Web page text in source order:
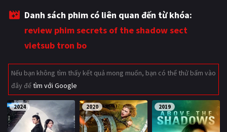
Viễn tưởng Khoa học - Tài liệu
Hoạt hình
Tình cảm - Lãng mạn Kỳ ảo
Giật gân
Bí ẩn Lịch sử
Viễn Tây Tiểu sử
Danh sách phim có liên quan đến từ khóa:
review phim secrets of the shadow sect
vietsub tron bo
Nếu bạn không tìm thấy kết quả mong muốn, bạn có thể thử bấm vào
đây đểtìm với Google
2024 2020 2019